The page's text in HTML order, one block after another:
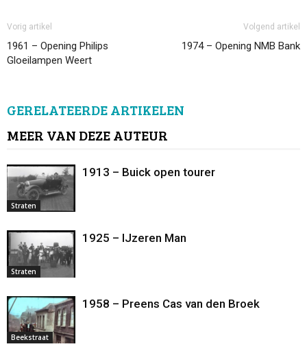
Vorig artikel
1961 – Opening Philips
Gloeilampen Weert
Volgend artikel
1974 – Opening NMB Bank
GERELATEERDE ARTIKELEN
MEER VAN DEZE AUTEUR
Straten
1913 – Buick open tourer
Straten
1925 – IJzeren Man
Beekstraat
1958 – Preens Cas van den Broek